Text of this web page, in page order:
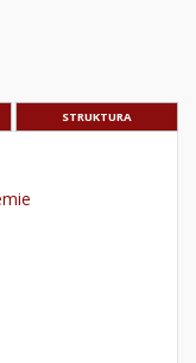
STRUKTURA